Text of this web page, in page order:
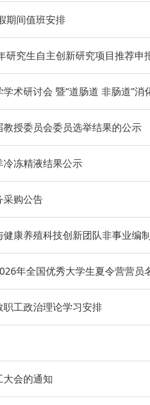
期间值班安排
研究生自主创新研究项目推荐申
术研讨会 暨“道肠道 非肠道”消
授委员会委员选举结果的公示
冻精液结果公示
采购公告
康养殖科技创新团队非事业编
年全国优秀大学生夏令营营员
职工政治理论学习安排
大会的通知